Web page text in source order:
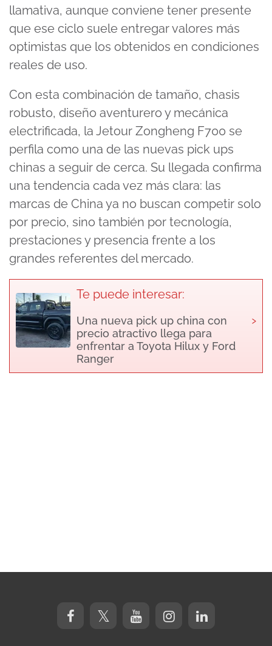
llamativa, aunque conviene tener presente
que ese ciclo suele entregar valores más
optimistas que los obtenidos en condiciones
reales de uso.
Con esta combinación de tamaño, chasis
robusto, diseño aventurero y mecánica
electrificada, la Jetour Zongheng F700 se
perfila como una de las nuevas pick ups
chinas a seguir de cerca. Su llegada confirma
una tendencia cada vez más clara: las
marcas de China ya no buscan competir solo
por precio, sino también por tecnología,
prestaciones y presencia frente a los
grandes referentes del mercado.
Te puede interesar:
Una nueva pick up china con
precio atractivo llega para
enfrentar a Toyota Hilux y Ford
Ranger
›